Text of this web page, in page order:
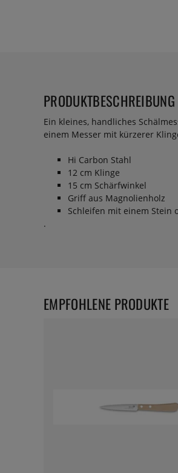
PRODUKTBESCHREIBUNG
Ein kleines, handliches
einem Messer mit kürzerer
Hi Carbon Stahl
12 cm Klinge
15 cm Schärfwinkel
Griff aus Magnolienholz
Schleifen mit einem Stein
.
EMPFOHLENE PRODUKTE